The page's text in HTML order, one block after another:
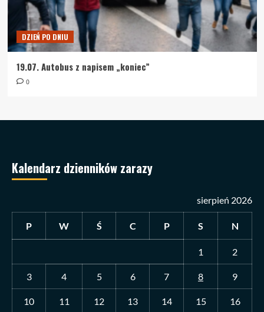
DZIEŃ PO DNIU
19.07. Autobus z napisem „koniec”
0
Kalendarz dzienników zarazy
sierpień 2026
P W Ś C P S N
1 2
3 4 5 6 7 8 9
10 11 12 13 14 15 16